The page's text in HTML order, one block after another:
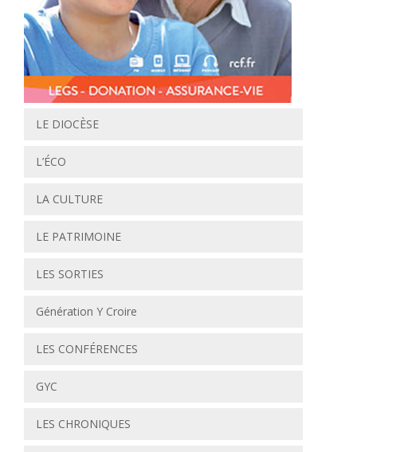
LE DIOCÈSE
L’ÉCO
LA CULTURE
LE PATRIMOINE
LES SORTIES
Génération Y Croire
LES CONFÉRENCES
GYC
LES CHRONIQUES